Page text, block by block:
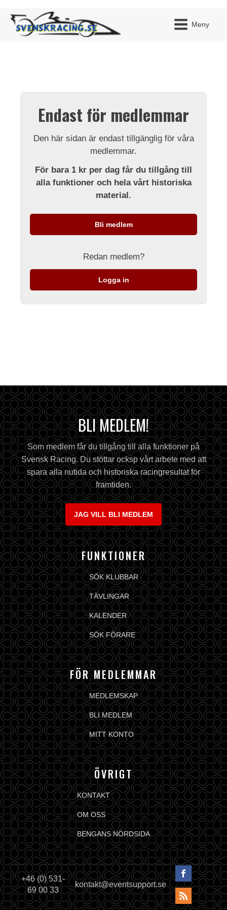
Meny
Endast för medlemmar
Den här sidan är endast tillgänglig för våra
medlemmar.
För bara 1 kr per dag får du tillgång till
alla funktioner och hela vårt historiska
material.
Bli medlem
Redan medlem?
Logga in
BLI MEDLEM!
Som medlem får du tillgång till alla funktioner på
Svensk Racing. Du stöttar ocksp vårt arbete med att
spara alla nutida och historiska racingresultat för
framtiden.
JAG VILL BLI MEDLEM
FUNKTIONER
SÖK KLUBBAR
TÄVLINGAR
KALENDER
SÖK FÖRARE
FÖR MEDLEMMAR
MEDLEMSKAP
BLI MEDLEM
MITT KONTO
ÖVRIGT
KONTAKT
OM OSS
BENGANS NÖRDSIDA
+46 (0) 531-
69 00 33
kontakt@eventsupport.se